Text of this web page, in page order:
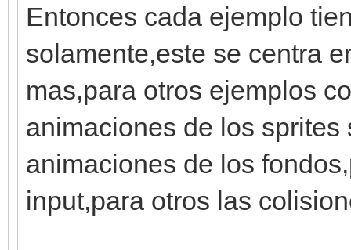
#cargar fondo de
tilemap =
fondo =
#mostrar fondo en
Entonces cada ejemplo
solamente,este se centra
mas,para otros ejemplos
animaciones de los
animaciones de los
input,para otros las